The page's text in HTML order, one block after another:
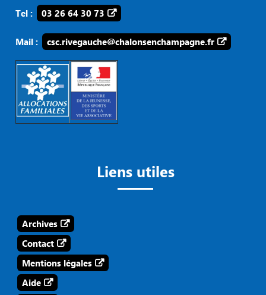
Tel : 03 26 64 30 73
Mail : csc.rivegauche@chalonsenchampagne.fr
Liens utiles
Archives
Contact
Mentions légales
Aide